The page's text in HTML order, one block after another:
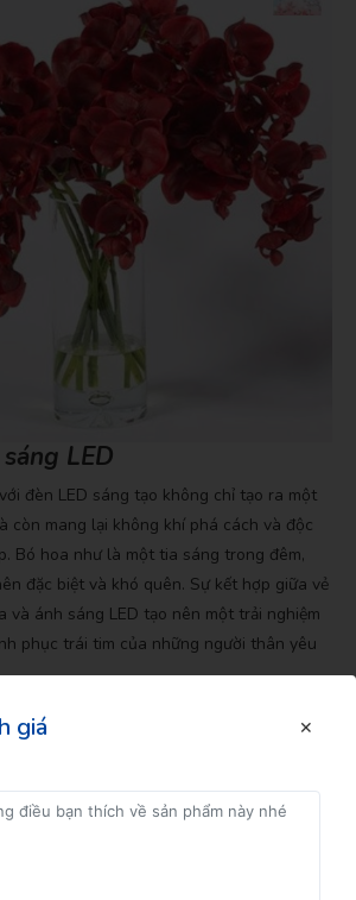
LED
đèn LED sáng tạo không chỉ tạo ra một
còn mang lại không khí phá cách và độc
Bó hoa như là một tia sáng trong đêm,
đặc biệt và khó quên. Sự kết hợp giữa vẻ
và ánh sáng LED tạo nên một trải nghiệm
phục trái tim của những người thân yêu
giá
thông tin